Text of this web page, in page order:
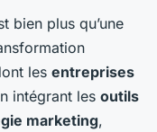
bien plus qu’une
les entreprises
intégrant les outils
marketing,